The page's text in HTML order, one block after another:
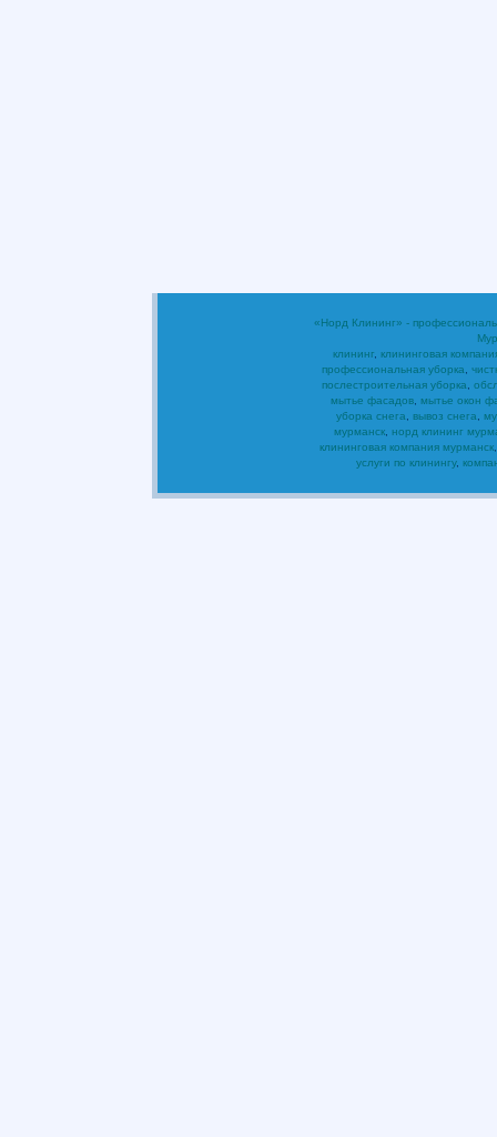
«Норд Клининг» -
клининг клининговая
профессиональная уборка
послестроительная уборка
мытье фасадов мытье окон
уборка снега
вывоз снега
мурманск, норд клининг
клининговая компания мурманск
услуги по клинингу,